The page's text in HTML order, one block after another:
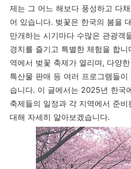
제는 그 어느 해보다 풍성하고 다
어 있습니다. 벚꽃은 한국의 봄을
만개하는 시기마다 수많은 관광객
경치를 즐기고 특별한 체험을 합
역에서 벚꽃 축제가 열리며, 다양
특산물 판매 등 여러 프로그램들
습니다. 이 글에서는 2025년 한국
축제들의 일정과 각 지역에서 준
대해 자세히 알아보겠습니다.